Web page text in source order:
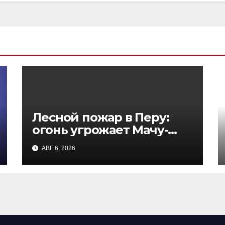
Лесной пожар в Перу:
огонь угрожает Мачу-
Пикчу, тушение
осложняют крутые
склоны
АВГ 6, 2026